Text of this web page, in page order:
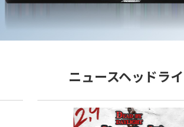
ニュースヘッドラ